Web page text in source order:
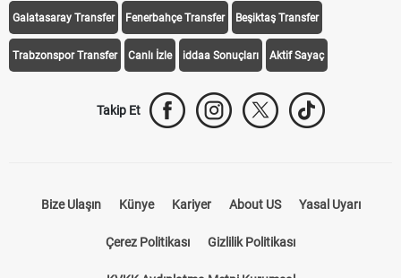
Galatasaray Transfer Fenerbahçe Transfer Beşiktaş Transfer
Trabzonspor Transfer Canlı İzle iddaa Sonuçları Aktif Sayaç
Takip Et
Bize Ulaşın Künye Kariyer About US Yasal Uyarı
Çerez Politikası Gizlilik Politikası